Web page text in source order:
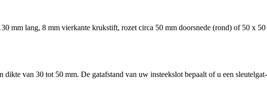
mm lang, 8 mm vierkante krukstift, rozet circa 50 mm doorsnede (rond) of 50 x
dikte van 30 tot 50 mm. De gatafstand van uw insteekslot bepaalt of u een